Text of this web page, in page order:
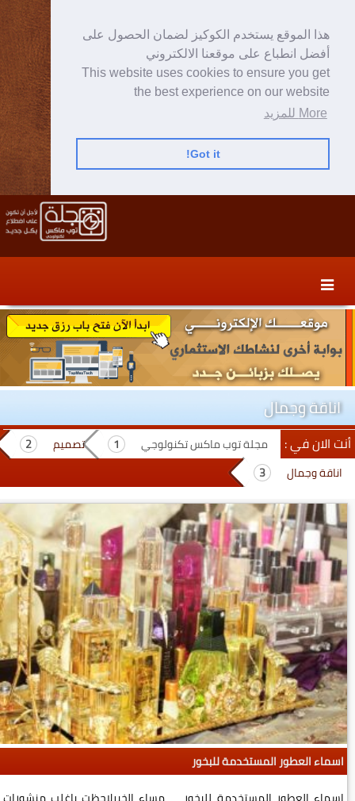
هذا الموقع يستخدم الكوكيز لضمان الحصول على
أفضل انطباع على موقعنا الالكتروني
This website uses cookies to ensure you get
the best experience on our website
More للمزيد
Got it!
content
secondary
content
اناقة وجمال
أنت الان في : مجلة توب ماكس تكنولوجي
تصميم
اناقة وجمال
اسماء العطور المستخدمة للبخور